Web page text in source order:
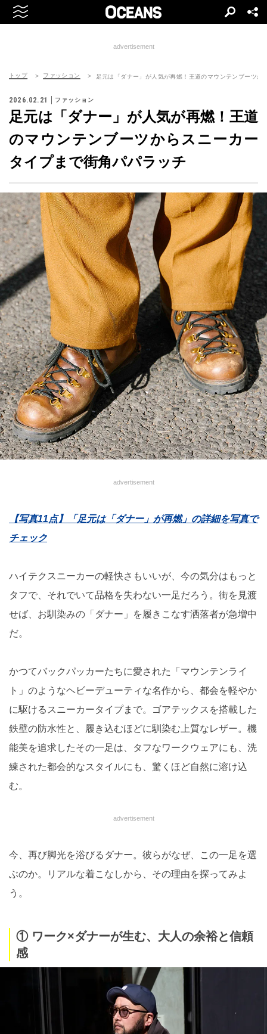
advertisement
トップ ファッション 足元は「ダナー」が人気が再燃！王道のマウンテンブーツか
2026.02.21 ファッション
足元は「ダナー」が人気が再燃！王道
のマウンテンブーツからスニーカー
タイプまで街角パパラッチ
advertisement
【写真11点】「足元は「ダナー」が再燃」の詳細を写真で
チェック
ハイテクスニーカーの軽快さもいいが、今の気分はもっと
タフで、それでいて品格を失わない一足だろう。街を見渡
せば、お馴染みの「ダナー」を履きこなす洒落者が急増中
だ。
かつてバックパッカーたちに愛された「マウンテンライ
ト」のようなヘビーデューティな名作から、都会を軽やか
に駆けるスニーカータイプまで。ゴアテックスを搭載した
鉄壁の防水性と、履き込むほどに馴染む上質なレザー。機
能美を追求したその一足は、タフなワークウェアにも、洗
練された都会的なスタイルにも、驚くほど自然に溶け込
む。
advertisement
今、再び脚光を浴びるダナー。彼らがなぜ、この一足を選
ぶのか。リアルな着こなしから、その理由を探ってみよ
う。
① ワーク×ダナーが生む、大人の余裕と信頼
感